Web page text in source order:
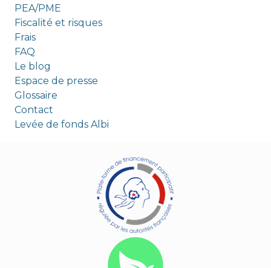
PEA/PME
Fiscalité et risques
Frais
FAQ
Le blog
Espace de presse
Glossaire
Contact
Levée de fonds Albi